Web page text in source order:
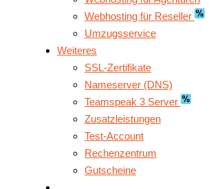
Webhosting für Reseller
Umzugsservice
Weiteres
SSL-Zertifikate
Nameserver (DNS)
Teamspeak 3 Server
Zusatzleistungen
Test-Account
Rechenzentrum
Gutscheine